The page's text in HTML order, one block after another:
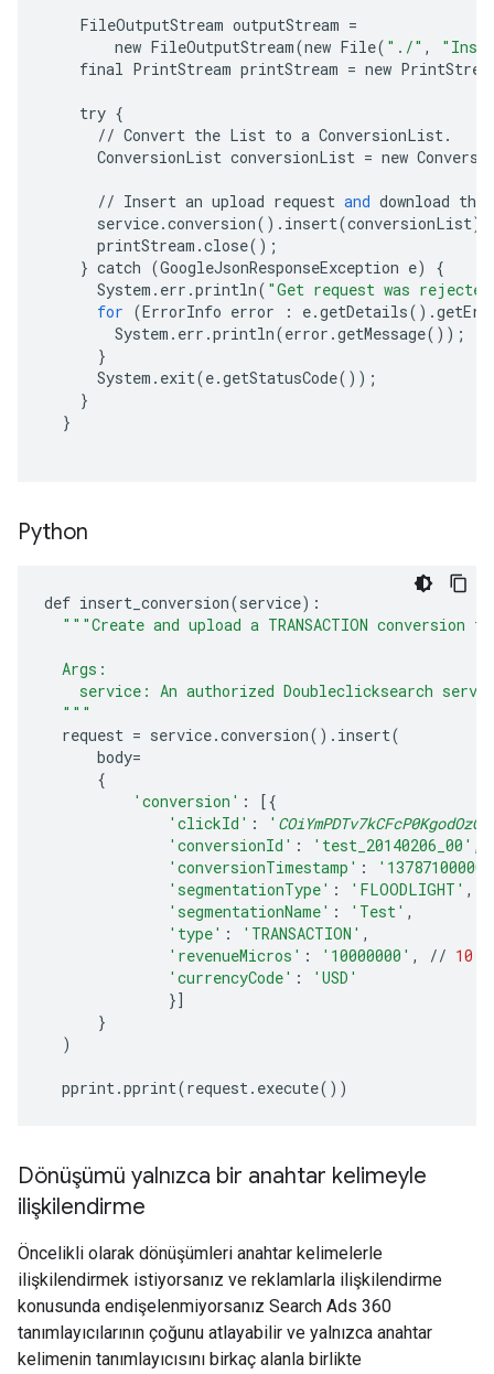
FileOutputStream outputStream =
new FileOutputStream(new File( "./" ,
final PrintStream printStream = new
try {
// Convert the List to a ConversionList.
ConversionList conversionList = new
// Insert an upload request and download the
service.conversion() . insert(conversionList)
printStream .close();
} catch (GoogleJsonResponseException e)
{
System . err .println( "Get request was
for (ErrorInfo error : e.getDetails() .
System . err .println(error .getMessage());
}
System . exit(e.getStatusCode());
}
}
Python
def insert_conversion(service):
"""Create and upload a TRANSACTION
  Args:
service: An authorized Doubleclicksearch
  """
request = service.conversion() . insert(
body=
{
'conversion' :
[{
'clickId' : '
'conversionId' : 'test_20140206_00' ,
'conversionTimestamp' :
'segmentationType' : 'FLOODLIGHT' ,
'segmentationName' : 'Test' ,
'type' : 'TRANSACTION' ,
'revenueMicros' : '10000000' , // 10
'currencyCode' :
'USD'
}]
}
)
pprint.pprint(request. execute())
Dönüşümü yalnızca bir anahtar kelimeyle
ilişkilendirme
Öncelikli olarak dönüşümleri anahtar kelimelerle
ilişkilendirmek istiyorsanız ve reklamlarla ilişkilendirme
konusunda endişelenmiyorsanız Search Ads 360
tanımlayıcılarının çoğunu atlayabilir ve yalnızca anahtar
kelimenin tanımlayıcısını birkaç alanla birlikte